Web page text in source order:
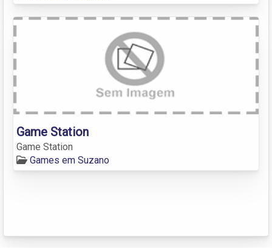
Game Station
Game Station
Games em Suzano